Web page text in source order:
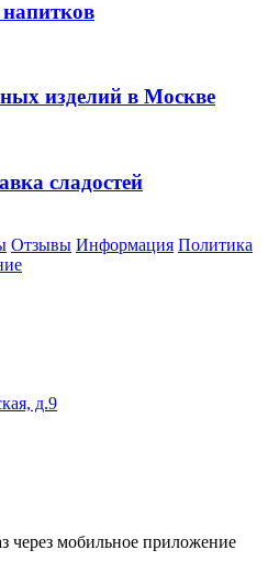
напитков
изделий в Москве
сладостей
Отзывы Информация Политика
д.9
через мобильное приложение